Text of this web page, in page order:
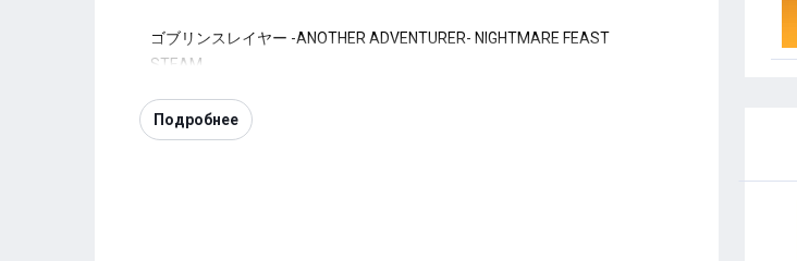
ゴブリンスレイヤー -ANOTHER ADVENTURER- NIGHTMARE FEAST
STEAM
Подробнее